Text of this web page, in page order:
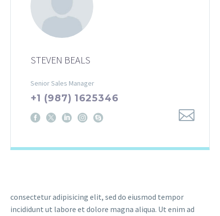
STEVEN BEALS
Senior Sales Manager
+1 (987) 1625346
consectetur adipisicing elit, sed do eiusmod tempor
incididunt ut labore et dolore magna aliqua. Ut enim ad